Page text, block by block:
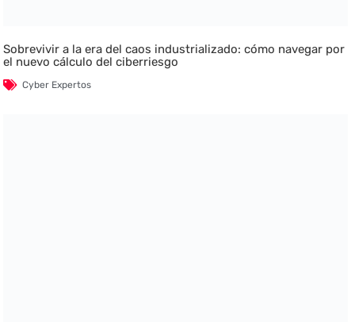
Sobrevivir a la era del caos industrializado: cómo navegar por
el nuevo cálculo del ciberriesgo
Cyber Expertos